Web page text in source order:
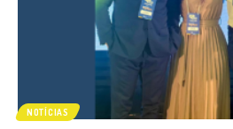
NOTÍCIAS